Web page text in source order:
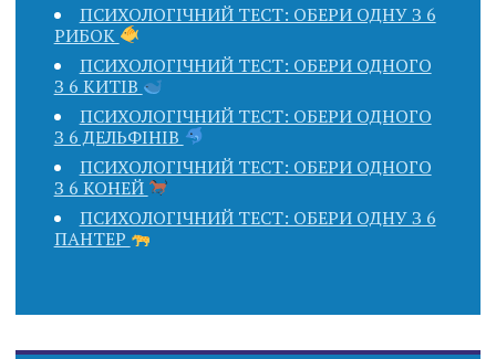
ПСИХОЛОГІЧНИЙ ТЕСТ: ОБЕРИ ОДНУ З 6
РИБОК
ПСИХОЛОГІЧНИЙ ТЕСТ: ОБЕРИ ОДНОГО
З 6 КИТІВ
ПСИХОЛОГІЧНИЙ ТЕСТ: ОБЕРИ ОДНОГО
З 6 ДЕЛЬФІНІВ
ПСИХОЛОГІЧНИЙ ТЕСТ: ОБЕРИ ОДНОГО
З 6 КОНЕЙ
ПСИХОЛОГІЧНИЙ ТЕСТ: ОБЕРИ ОДНУ З 6
ПАНТЕР